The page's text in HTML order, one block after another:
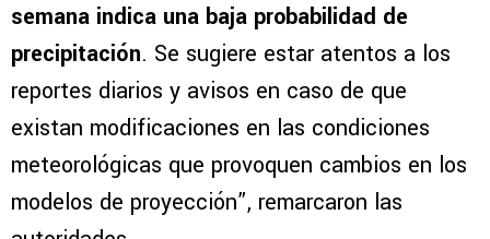
semana indica una baja probabilidad de
precipitación. Se sugiere estar atentos a los
reportes diarios y avisos en caso de que
existan modificaciones en las condiciones
meteorológicas que provoquen cambios en los
modelos de proyección”, remarcaron las